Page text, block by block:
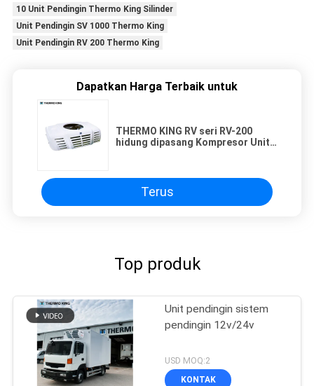
10 Unit Pendingin Thermo King Silinder
Unit Pendingin SV 1000 Thermo King
Unit Pendingin RV 200 Thermo King
Dapatkan Harga Terbaik untuk
THERMO KING RV seri RV-200
hidung dipasang Kompresor Unit
Terus
Top produk
Unit pendingin sistem
pendingin 12v/24v
USD MOQ:2
KONTAK